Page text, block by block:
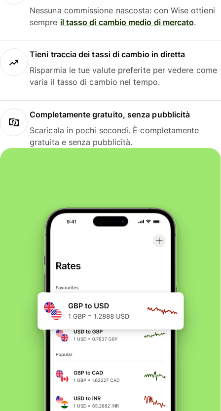
Nessuna commissione nascosta: con Wise ottieni
sempre il tasso di cambio medio di mercato.
Tieni traccia dei tassi di cambio in diretta
Risparmia le tue valute preferite per vedere come
varia il tasso di cambio nel tempo.
Completamente gratuito, senza pubblicità
Scaricala in pochi secondi. È completamente
gratuita e senza pubblicità.